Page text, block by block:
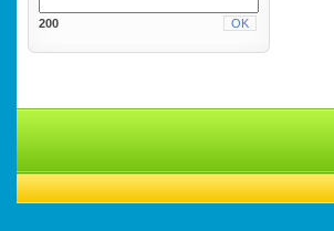
200